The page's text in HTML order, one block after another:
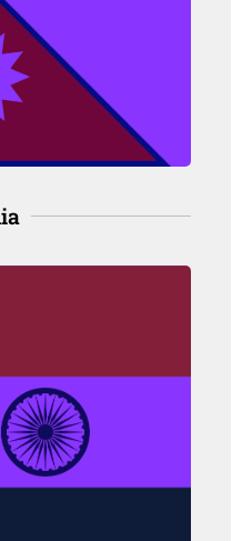
per 100,000
100,000 orang,
per 100,000